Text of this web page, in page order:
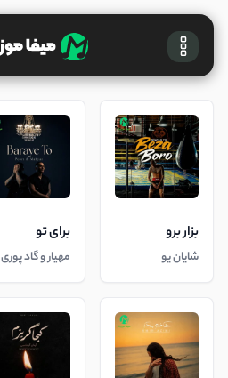
بزار برو
شایان یو
برای تو
مهیار و گاد پوری